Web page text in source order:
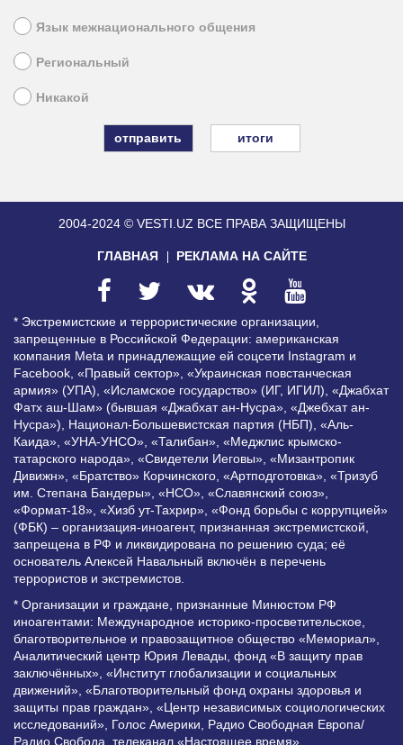
Язык межнационального общения
Региональный
Никакой
итоги
2004-2024 © VESTI.UZ ВСЕ ПРАВА ЗАЩИЩЕНЫ
ГЛАВНАЯ РЕКЛАМА НА САЙТЕ
* Экстремистские и террористические организации,
запрещенные в Российской Федерации: американская
компания Meta и принадлежащие ей соцсети Instagram и
Facebook, «Правый сектор», «Украинская повстанческая
армия» (УПА), «Исламское государство» (ИГ, ИГИЛ), «Джабхат
Фатх аш-Шам» (бывшая «Джабхат ан-Нусра», «Джебхат ан-
Нусра»), Национал-Большевистская партия (НБП), «Аль-
Каида», «УНА-УНСО», «Талибан», «Меджлис крымско-
татарского народа», «Свидетели Иеговы», «Мизантропик
Дивижн», «Братство» Корчинского, «Артподготовка», «Тризуб
им. Степана Бандеры», «НСО», «Славянский союз»,
«Формат-18», «Хизб ут-Тахрир», «Фонд борьбы с коррупцией»
(ФБК) – организация-иноагент, признанная экстремистской,
запрещена в РФ и ликвидирована по решению суда; её
основатель Алексей Навальный включён в перечень
террористов и экстремистов.
* Организации и граждане, признанные Минюстом РФ
иноагентами: Международное историко-просветительское,
благотворительное и правозащитное общество «Мемориал»,
Аналитический центр Юрия Левады, фонд «В защиту прав
заключённых», «Институт глобализации и социальных
движений», «Благотворительный фонд охраны здоровья и
защиты прав граждан», «Центр независимых социологических
исследований», Голос Америки, Радио Свободная Европа/
Радио Свобода, телеканал «Настоящее время»,